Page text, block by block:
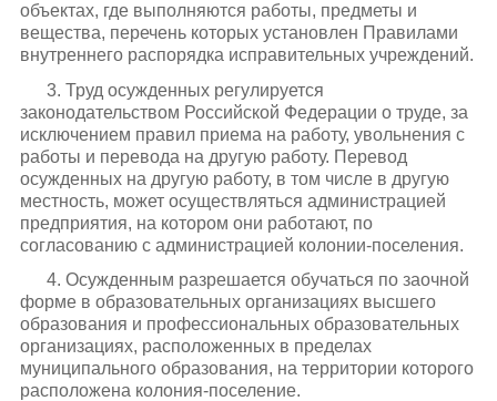
объектах, где выполняются работы, предметы и
вещества, перечень которых установлен Правилами
внутреннего распорядка исправительных учреждений.
3. Труд осужденных регулируется
законодательством Российской Федерации о труде, за
исключением правил приема на работу, увольнения с
работы и перевода на другую работу. Перевод
осужденных на другую работу, в том числе в другую
местность, может осуществляться администрацией
предприятия, на котором они работают, по
согласованию с администрацией колонии-поселения.
4. Осужденным разрешается обучаться по заочной
форме в образовательных организациях высшего
образования и профессиональных образовательных
организациях, расположенных в пределах
муниципального образования, на территории которого
расположена колония-поселение.